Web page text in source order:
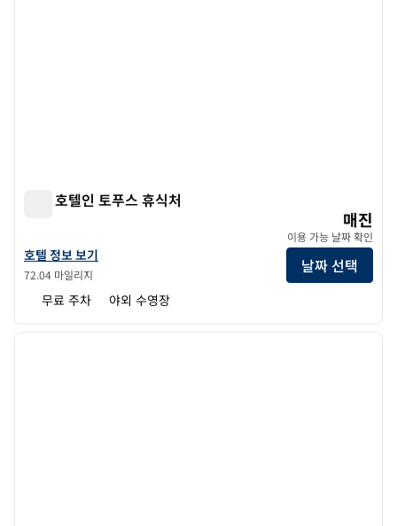
SLH 호텔인 토푸스 휴식처
SLH 호텔인 토푸스 리트리트의 호텔 정보 보기
호텔 정보 보기
72.04 마일리지
매진
이용 가능 날짜 확인
날짜 선택
무료 주차 야외 수영장
1/7
1/7
다음